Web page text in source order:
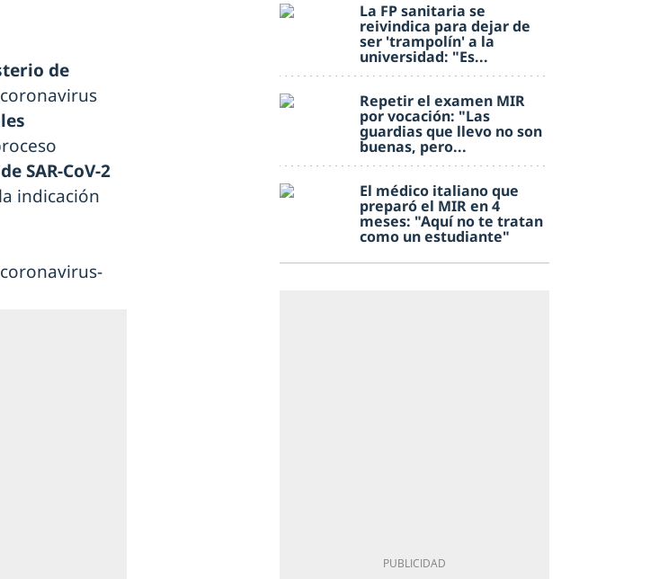
de
SAR-CoV-2
indicación
La FP sanitaria se
reivindica para dejar de
ser 'trampolín' a la
universidad: "Es...
Repetir el examen MIR
por vocación: "Las
guardias que llevo no son
buenas, pero...
El médico italiano que
preparó el MIR en 4
meses: "Aquí no te tratan
como un estudiante"